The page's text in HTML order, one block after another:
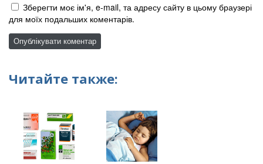
Зберегти моє ім'я, e-mail, та адресу сайту в цьому браузері
для моїх подальших коментарів.
Читайте также: